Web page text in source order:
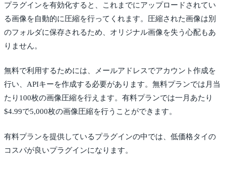
プラグインを有効化すると、これまでにアップロードされてい
る画像を自動的に圧縮を行ってくれます。圧縮された画像は別
のフォルダに保存されるため、オリジナル画像を失う心配もあ
りません。
無料で利用するためには、メールアドレスでアカウント作成を
行い、APIキーを作成する必要があります。無料プランでは月当
たり100枚の画像圧縮を行えます。有料プランでは一月あたり
$4.99で5,000枚の画像圧縮を行うことができます。
有料プランを提供しているプラグインの中では、低価格タイの
コスパが良いプラグインになります。